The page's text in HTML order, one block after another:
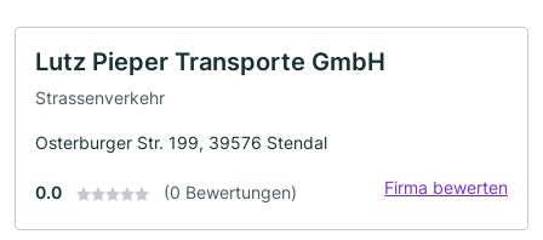
Lutz Pieper Transporte GmbH
Strassenverkehr
Osterburger Str. 199, 39576 Stendal
0.0 (0 Bewertungen) Firma bewerten